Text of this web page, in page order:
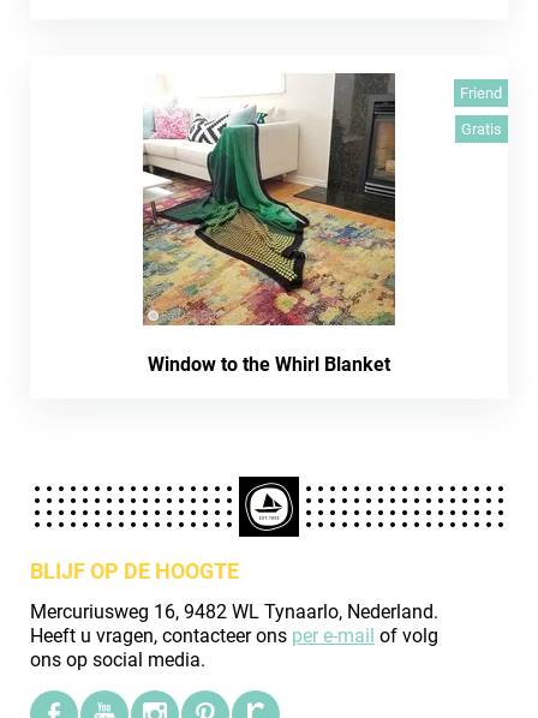
Friend
Gratis
Window to the Whirl Blanket
BLIJF OP DE HOOGTE
Mercuriusweg 16, 9482 WL Tynaarlo, Nederland.
Heeft u vragen, contacteer ons per e-mail of volg
ons op social media.